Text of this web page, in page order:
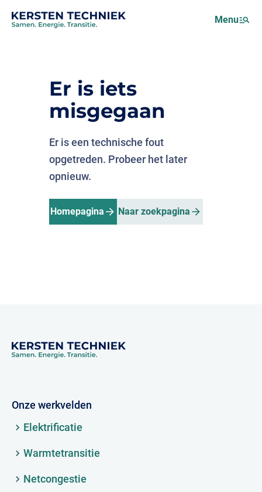
Over ons
Projecten
Menu
Er is iets
misgegaan
Er is een technische fout
opgetreden. Probeer het later
opnieuw.
Homepagina Naar zoekpagina
Onze werkvelden
Elektrificatie
Warmtetransitie
Netcongestie